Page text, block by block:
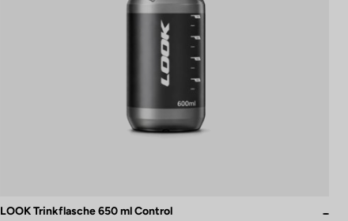
LOOK Trinkflasche 650 ml Control